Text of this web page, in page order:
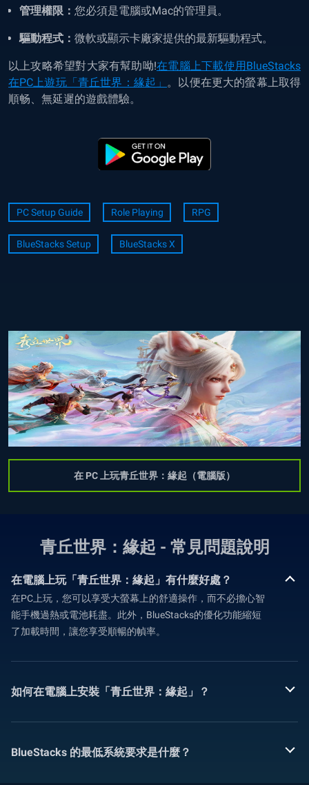
管理權限： 您必須是電腦或Mac的管理員。
驅動程式： 微軟或顯示卡廠家提供的最新驅動程式。
以上攻略希望對大家有幫助呦!在電腦上下載使用BlueStacks
在PC上遊玩「青丘世界：緣起」 。以便在更大的螢幕上取得
順畅、無延遲的遊戲體驗。
PC Setup Guide Role Playing RPG
BlueStacks Setup BlueStacks X
在 PC 上玩青丘世界：緣起（電腦版）
青丘世界：緣起 - 常見問題說明
在電腦上玩「青丘世界：緣起」有什麼好處？
在PC上玩，您可以享受大螢幕上的舒適操作，而不必擔心智
能手機過熱或電池耗盡。此外，BlueStacks的優化功能縮短
了加載時間，讓您享受順暢的幀率。
如何在電腦上安裝「青丘世界：緣起」？
BlueStacks 的最低系統要求是什麼？